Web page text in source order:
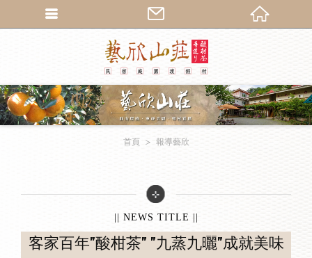
首頁 報導藝欣
|| NEWS TITLE ||
客家百年"酸柑茶" "九蒸九曬"成就美味
繁體中文